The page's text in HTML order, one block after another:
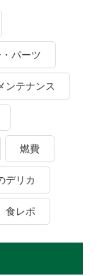
パーツ
ンテナンス
燃費
デリカ
食レポ